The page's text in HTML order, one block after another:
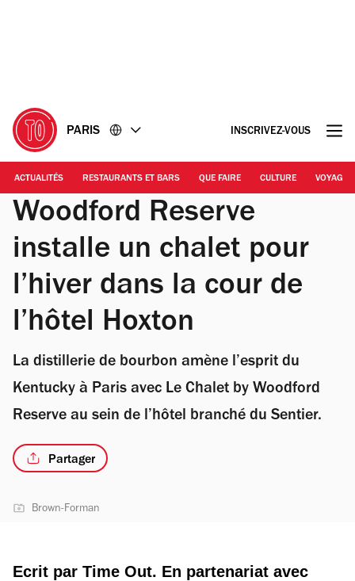
PARIS INSCRIVEZ-VOUS
ACTUALITÉS RESTAURANTS ET BARS QUE FAIRE CULTURE VOYAGE
Woodford Reserve
installe un chalet pour
l’hiver dans la cour de
l’hôtel Hoxton
La distillerie de bourbon amène l’esprit du
Kentucky à Paris avec Le Chalet by Woodford
Reserve au sein de l’hôtel branché du Sentier.
Partager
Brown-Forman
Ecrit par Time Out. En partenariat avec